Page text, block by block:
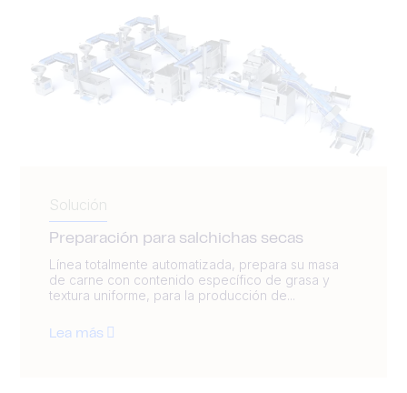
Solución
Preparación para salchichas secas
Línea totalmente automatizada, prepara su masa
de carne con contenido específico de grasa y
textura uniforme, para la producción de...
Lea más